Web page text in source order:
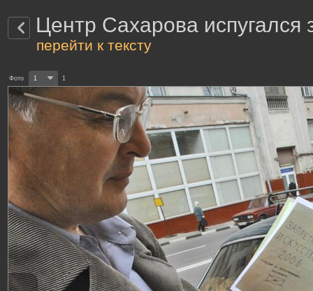
Центр Сахарова испугался
перейти к тексту
Фото 1 1